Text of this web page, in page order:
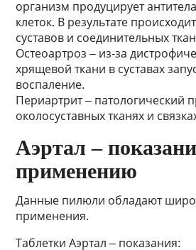
организм продуцирует
клеток. В результате
суставов и соединительных
Остеоартроз – из-за
хрящевой ткани в суставах
воспаление.
Периартрит – патологический
околосуставных тканях и
Аэртал –
применению
Данные пилюли обладают
применения.
Таблетки Аэртал – показания: